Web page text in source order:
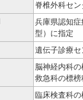
脊椎外科セ
兵庫県認知
型）に指定
遺伝子診療
脳神経内科
救急科の標榜
臨床検査科